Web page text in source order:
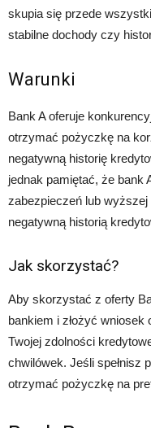
skupia się przede
stabilne dochody czy
Warunki
Bank A oferuje
otrzymać pożyczkę na
negatywną historię
jednak pamiętać, że bank
zabezpieczeń lub
negatywną historią
Jak skorzystać?
Aby skorzystać z oferty
bankiem i złożyć
Twojej zdolności
chwilówek. Jeśli spełnisz
otrzymać pożyczkę na